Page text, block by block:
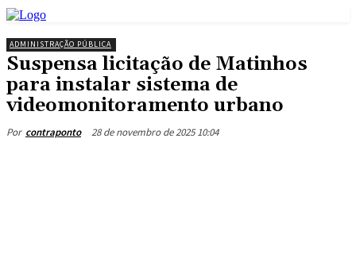
ADMINISTRAÇÃO PÚBLICA
Suspensa licitação de Matinhos
para instalar sistema de
videomonitoramento urbano
Por contraponto 28 de novembro de 2025 10:04